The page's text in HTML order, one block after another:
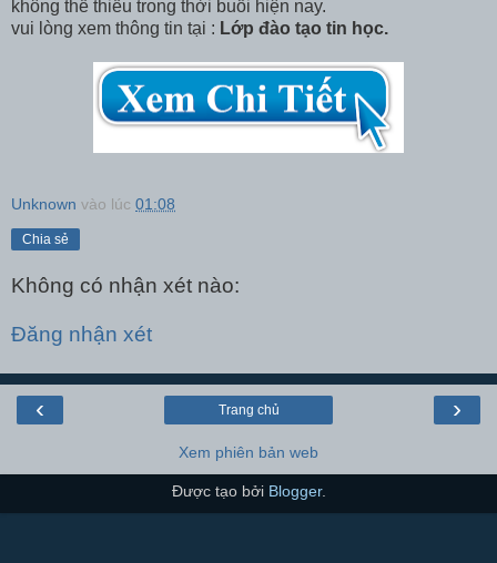
không thể thiếu trong thời buổi hiện nay.
vui lòng xem thông tin tại : Lớp đào tạo tin học.
Unknown vào lúc 01:08
Chia sẻ
Không có nhận xét nào:
Đăng nhận xét
‹ ›
Trang chủ
Xem phiên bản web
Được tạo bởi Blogger.